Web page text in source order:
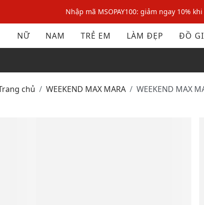
Nhập mã: MSOXINCHAO - Giảm 10% đơn
Nhập mã MSOPAY100: giảm ngay 10%
NỮ NAM TRẺ EM LÀM ĐẸP ĐỒ
Trang chủ WEEKEND MAX MARA WEEKEND MAX